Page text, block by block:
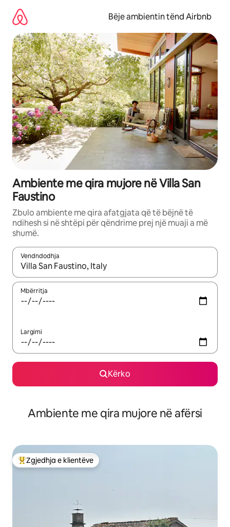
përmbajtja
Bëje ambientin tënd Airbnb
Ambiente me qira mujore në Villa San
Faustino
Zbulo ambiente me qira afatgjata që të bëjnë të
ndihesh si në shtëpi për qëndrime prej një muaji a më
shumë.
Vendndodhja
Kur rezultatet të jenë të disponueshme, lëviz me butonat e
Mbërritja
Largimi
Kërko
Ambiente me qira mujore në afërsi
Më të mirat e zgjedhjeve të klientëve
Zgjedhja e klientëve